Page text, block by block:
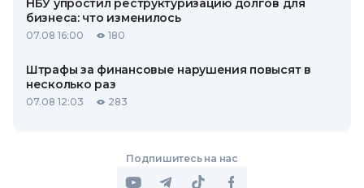
НБУ упростил реструктуризацию долгов для
бизнеса: что изменилось
07.08 16:00 180
Штрафы за финансовые нарушения повысят в
несколько раз
07.08 12:03 283
Подпишитесь на нас